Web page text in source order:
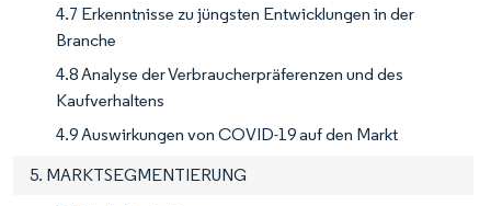
4.7 Erkenntnisse zu jüngsten Entwicklungen in der
Branche
4.8 Analyse der Verbraucherpräferenzen und des
Kaufverhaltens
4.9 Auswirkungen von COVID-19 auf den Markt
5. MARKTSEGMENTIERUNG